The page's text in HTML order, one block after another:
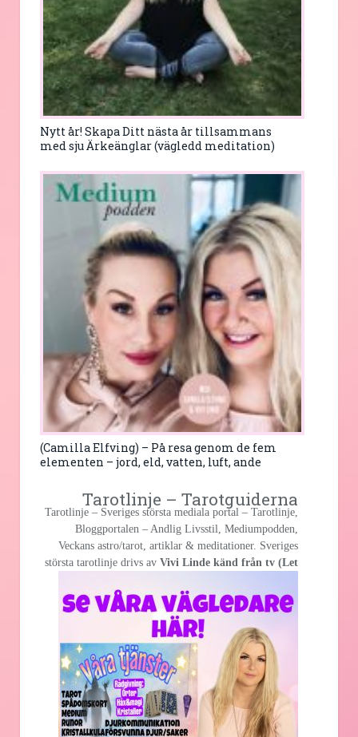
Nytt år! Skapa Ditt nästa år tillsammans
med sju Ärkeänglar (vägledd meditation)
(Camilla Elfving) – På resa genom de fem
elementen – jord, eld, vatten, luft, ande
Tarotlinje – Tarotguiderna
Tarotlinje – Sveriges största mediala portal – Tarotlinje,
Bloggportalen – Andlig Livsstil, Mediumpodden,
Veckans astro/tarot, artiklar & meditationer. Sveriges
största tarotlinje drivs av Vivi Linde känd från tv (Let